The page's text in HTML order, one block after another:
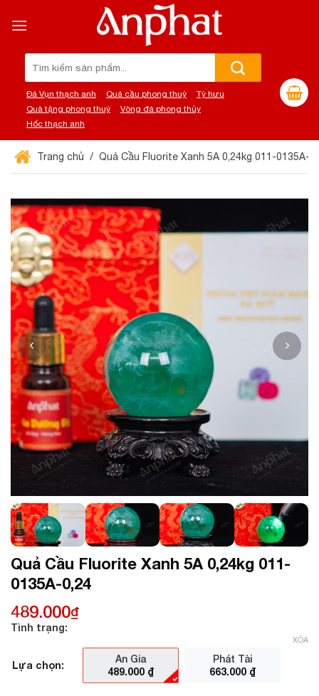
đến
Đá Vụn thạch anh Quả cầu phong thuỷ
Tỳ hưu
Quà tặng phong thuỷ
Vòng đá phong thủy
Hốc thạch anh
Trang chủ Quả Cầu Fluorite Xanh 5A 0,24kg 011-0135A-
Quả Cầu Fluorite Xanh 5A 0,24kg 011-
0135A-0,24
489.000₫
Tình trạng:
Lựa chọn:
An Gia
489.000 ₫
Phát Tài
663.000 ₫
XÓA